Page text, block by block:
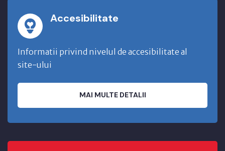
Accesibilitate
Informatii privind nivelul de accesibilitate al
site-ului
MAI MULTE DETALII